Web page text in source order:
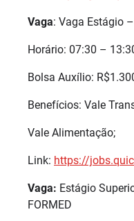
Vaga: Vaga Estágio
Horário: 07:30 –
Bolsa Auxílio:
Benefícios: Vale
Vale Alimentação;
Link: https://
Vaga: Estágio
FORMED